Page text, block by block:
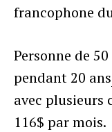
francophone
Personne de 50
pendant 20 ans
avec plusieurs
116$ par mois.